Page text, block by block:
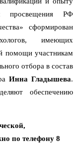
просвещения РФ
сформирован
имеющих
помощи участникам
отбора в состав
Инна Гладышева.
обеспечению
по телефону 8